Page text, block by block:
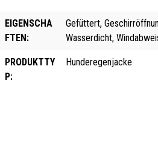
EIGENSCHA
FTEN:
Gefüttert,
Wasserdicht,
PRODUKTTY
P:
Hunderegenjacke